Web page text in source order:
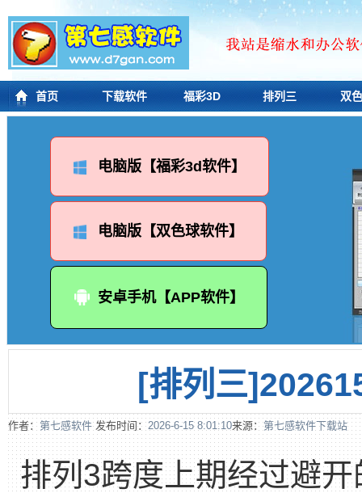
首页 下载软件 福彩3D 排列三 双
电脑版【福彩3d软件】
电脑版【双色球软件】
安卓手机【APP软件】
[排列三
作者： 第七感软件发布时间： 2026-6-15 8:01:10来源：第七感软件下载站
排列3跨度上期经过避